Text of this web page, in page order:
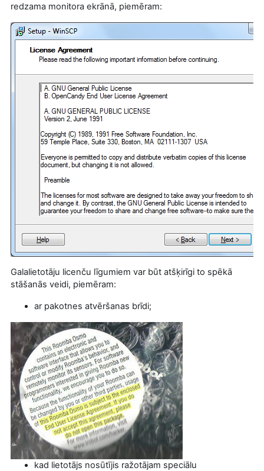
redzama monitora ekrānā, piemēram:
Galalietotāju licenču līgumiem var būt atšķirīgi to spēkā
stāšanās veidi, piemēram:
ar pakotnes atvēršanas brīdi;
kad lietotājs nosūtījis ražotājam speciālu